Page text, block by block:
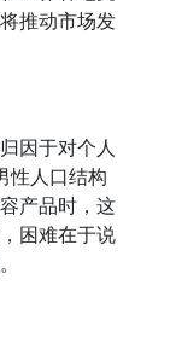
推动市场发
因于对个人
性人口结构
产品时，这
困难在于说